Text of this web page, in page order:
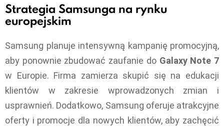
Strategia Samsunga na rynku
europejskim
Samsung planuje intensywną kampanię promocyjną,
aby ponownie zbudować zaufanie do Galaxy Note 7
w Europie. Firma zamierza skupić się na edukacji
klientów w zakresie wprowadzonych zmian i
usprawnień. Dodatkowo, Samsung oferuje atrakcyjne
oferty i promocje dla nowych klientów, aby zachęcić